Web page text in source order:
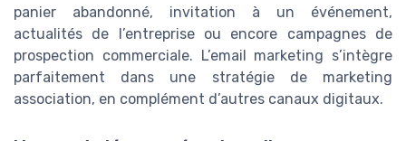
panier abandonné, invitation à un événement,
actualités de l’entreprise ou encore campagnes de
prospection commerciale. L’email marketing s’intègre
parfaitement dans une stratégie de marketing
association, en complément d’autres canaux digitaux.